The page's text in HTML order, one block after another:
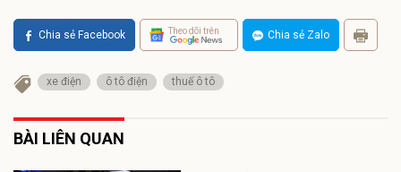
Chia sẻ Facebook Theo dõi trên Chia sẻ Zalo
xe điện ô tô điện thuế ô tô
BÀI LIÊN QUAN